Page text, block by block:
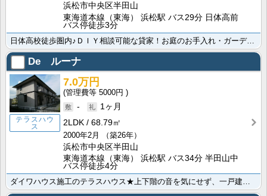
浜松市中央区半田山
東海道本線（東海） 浜松駅 バス29分 日体高前
バス停徒歩3分
日体高校徒歩圏内♪ＤＩＹ相談可能な貸家！お庭のお手入れ・ガーデニング好きな方にもオススメです。古き良･･･
De ルーナ
テラスハウ
ス
7.0万円
5000円
-
1ヶ月
2LDK
68.79㎡
2000年2月
（築26年）
浜松市中央区半田山
東海道本線（東海） 浜松駅 バス34分 半田山中
バス停徒歩4分